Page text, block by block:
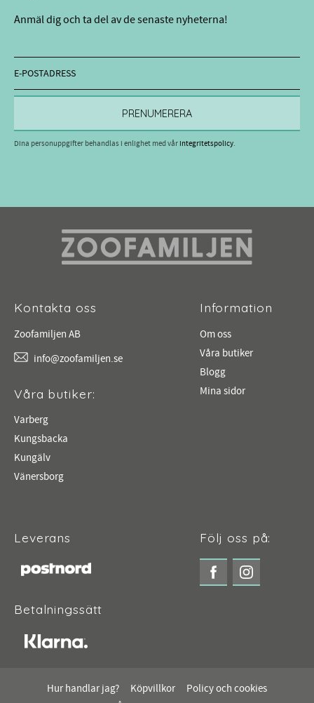
Anmäl dig och ta del av de senaste nyheterna!
PRENUMERERA
Dina personuppgifter behandlas i enlighet med vårintegritetspolicy.
Kontakta oss
Zoofamiljen AB
info@zoofamiljen.se
Våra butiker:
Varberg
Kungsbacka
Kungälv
Vänersborg
Information
Om oss
Våra butiker
Blogg
Mina sidor
Leverans
Betalningssätt
Följ oss på:
Hur handlar jag? Köpvillkor
Policy och cookies